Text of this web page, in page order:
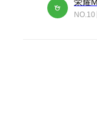
NO.10